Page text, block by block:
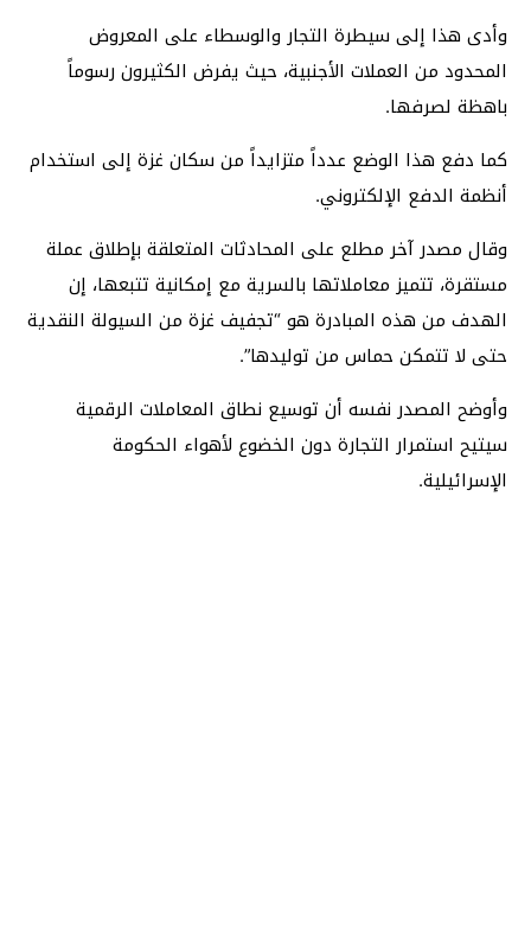
وأدى هذا إلى سيطرة التجار والوسطاء على المعروض
المحدود من العملات الأجنبية، حيث يفرض الكثيرون رسوماً
باهظة لصرفها.
كما دفع هذا الوضع عدداً متزايداً من سكان غزة إلى استخدام
أنظمة الدفع الإلكتروني.
وقال مصدر آخر مطلع على المحادثات المتعلقة بإطلاق عملة
مستقرة، تتميز معاملاتها بالسرية مع إمكانية تتبعها، إن
الهدف من هذه المبادرة هو “تجفيف غزة من السيولة النقدية
حتى لا تتمكن حماس من توليدها”.
وأوضح المصدر نفسه أن توسيع نطاق المعاملات الرقمية
سيتيح استمرار التجارة دون الخضوع لأهواء الحكومة
الإسرائيلية.